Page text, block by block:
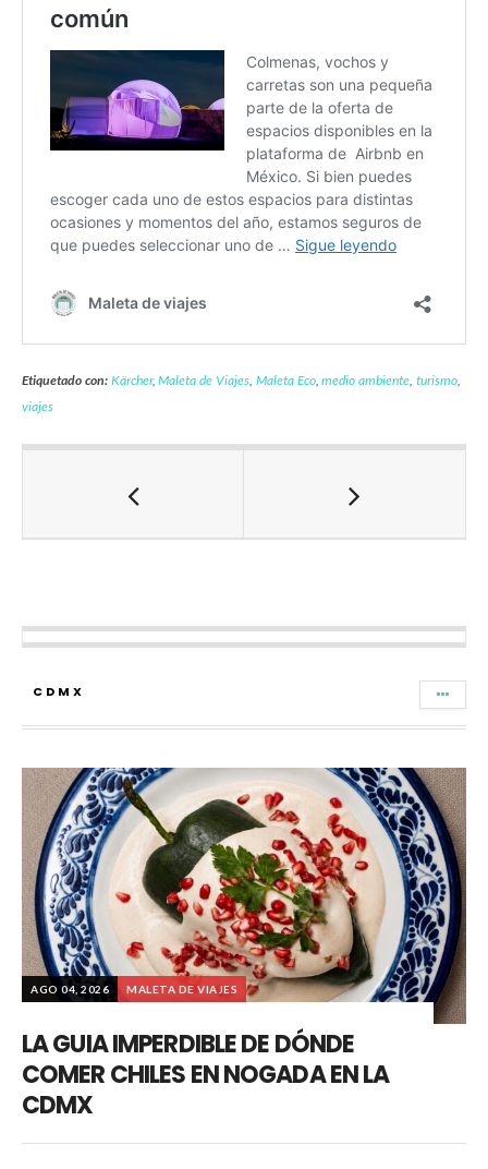
Etiquetado con: Kärcher,Maleta de Viajes, Maleta Eco,medio ambiente,turismo,
viajes
CDMX
AGO 04, 2026 MALETA DE VIAJES
LA GUIA IMPERDIBLE DE DÓNDE
COMER CHILES EN NOGADA EN LA
CDMX